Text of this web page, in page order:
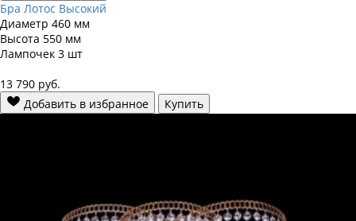
Бра Лотос Высокий
Диаметр 460 мм
Высота 550 мм
Лампочек 3 шт
13 790 руб.
Добавить в избранное
Купить